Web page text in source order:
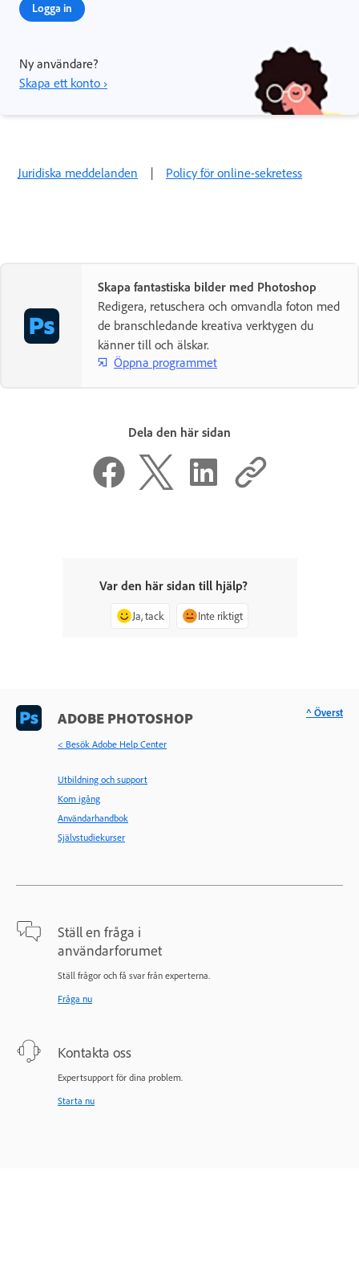
Logga in
Ny användare?
Skapa ett konto ›
Juridiska meddelanden | Policy för online-sekretess
Skapa fantastiska bilder med Photoshop
Redigera, retuschera och omvandla foton med
de branschledande kreativa verktygen du
känner till och älskar.
Öppna programmet
Dela den här sidan
Var den här sidan till hjälp?
Ja, tack Inte riktigt
ADOBE PHOTOSHOP
< Besök Adobe Help Center
Utbildning och support
Kom igång
Användarhandbok
Självstudiekurser
Ställ en fråga i
användarforumet
Ställ frågor och få svar från experterna.
Fråga nu
Kontakta oss
Expertsupport för dina problem.
Starta nu
^ Överst